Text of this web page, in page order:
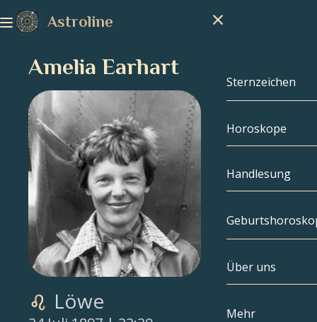
Astroline
Sternzeichen
Sternzeichen
Steinbock
Fische
Widder
Stier
Horoskope
Handlesung
Über uns
Mehr
Amelia Earhart
Löwe